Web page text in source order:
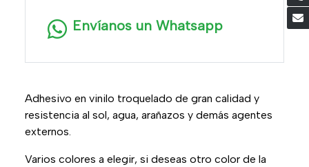
Envíanos un Whatsapp
Adhesivo en vinilo troquelado de gran calidad y
resistencia al sol, agua, arañazos y demás agentes
externos.
Varios colores a elegir, si deseas otro color de la